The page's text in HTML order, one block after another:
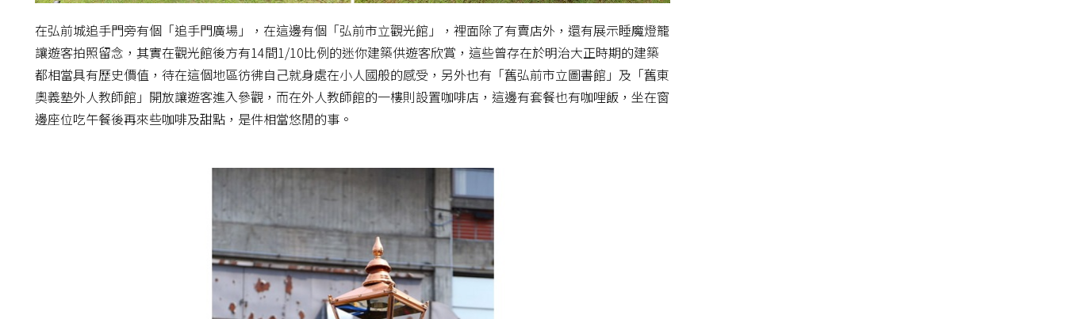
在弘前城追手門旁有個「追手門廣場」，在這邊有個「弘前市立觀光館」，裡面除了有賣店外，還有展示睡魔燈籠
讓遊客拍照留念，其實在觀光館後方有14間1/10比例的迷你建築供遊客欣賞，這些曾存在於明治大正時期的建築
都相當具有歷史價值，待在這個地區彷彿自己就身處在小人國般的感受，另外也有「舊弘前市立圖書館」及「舊東
奧義塾外人教師館」開放讓遊客進入參觀，而在外人教師館的一樓則設置咖啡店，這邊有套餐也有咖哩飯，坐在窗
邊座位吃午餐後再來些咖啡及甜點，是件相當悠閒的事。